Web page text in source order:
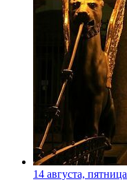
14 августа, пятница